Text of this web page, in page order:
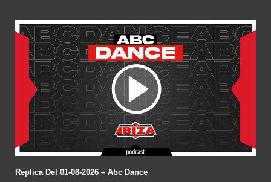
Replica Del 01-08-2026 – Abc Dance